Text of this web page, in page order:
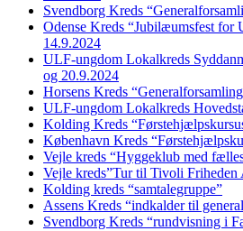
Svendborg Kreds
Odense Kreds “Jubilæumsfest for
14.9.2024
ULF-ungdom Lokalkreds
og 20.9.2024
Horsens Kreds
ULF-ungdom Lokalkreds
Kolding Kreds
København Kreds
Vejle kreds “Hyggeklub med
Vejle kreds”Tur til Tivoli Friheden
Kolding kreds “samtalegruppe”
Assens Kreds “indkalder til
Svendborg Kreds “rundvisning i